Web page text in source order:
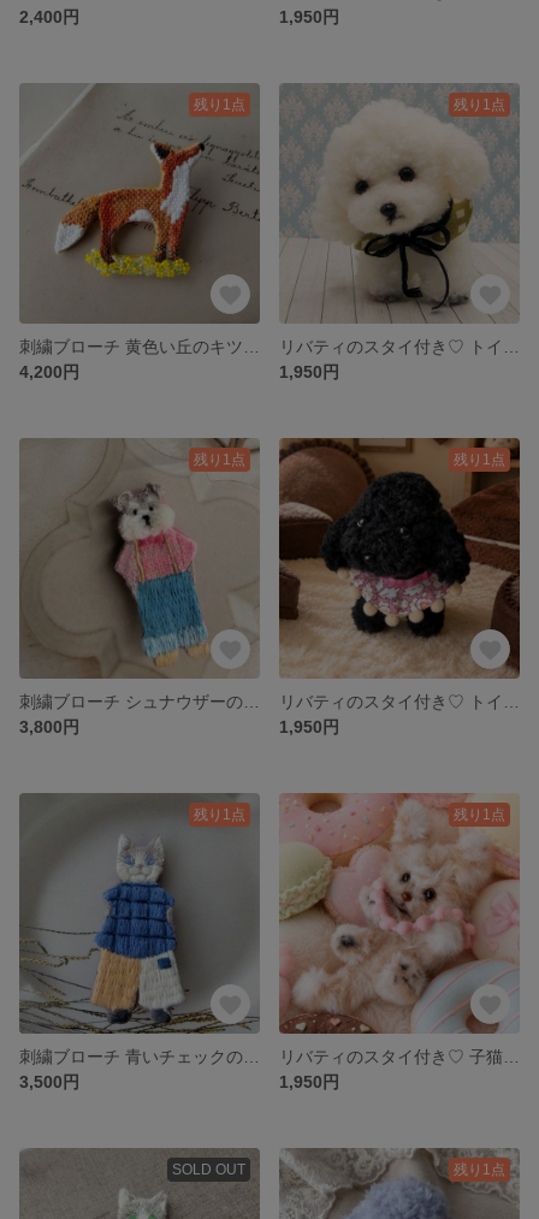
2,400円
1,950円
残り1点
4,200円
残り1点
1,950円
残り1点
3,800円
残り1点
1,950円
残り1点
3,500円
残り1点
1,950円
SOLD OUT 残り1点